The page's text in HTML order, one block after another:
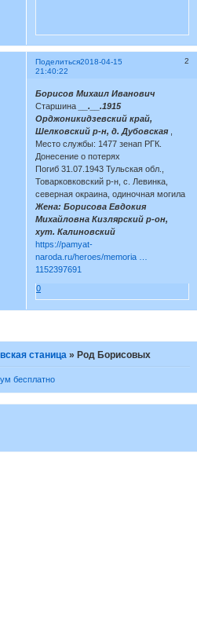
Поделиться 2
2018-04-15
21:40:22
Борисов Михаил Иванович
Старшина
__.__.1915
Орджоникидзевский край,
Шелковский р-н, д. Дубовская,
Место службы: 1477 зенап РГК.
Донесение о потерях
Погиб 31.07.1943 Тульская обл.,
Товарковковский р-н, с. Левинка,
северная окраина, одиночная могила
Жена: Борисова Евдокия
Михайловна Кизлярский р-он,
хут. Калиновский
https://pamyat-
naroda.ru/heroes/memoria …
1152397691
0
станица »Род Борисовых
бесплатно